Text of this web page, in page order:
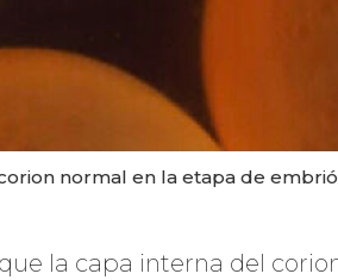
normal en la etapa de
la capa interna del